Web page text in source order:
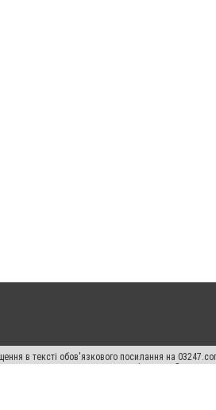
в тексті обов'язкового посилання на
виняткових прав переслідується Законом.